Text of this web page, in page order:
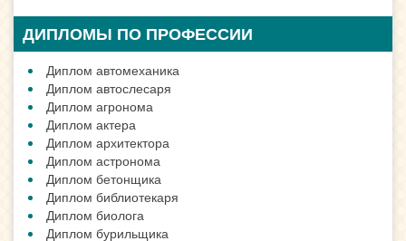
ДИПЛОМЫ ПО ПРОФЕССИИ
Диплом автомеханика
Диплом автослесаря
Диплом агронома
Диплом актера
Диплом архитектора
Диплом астронома
Диплом бетонщика
Диплом библиотекаря
Диплом биолога
Диплом бурильщика